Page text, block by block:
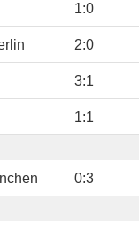
1:0
2:0
3:1
1:1
0:3